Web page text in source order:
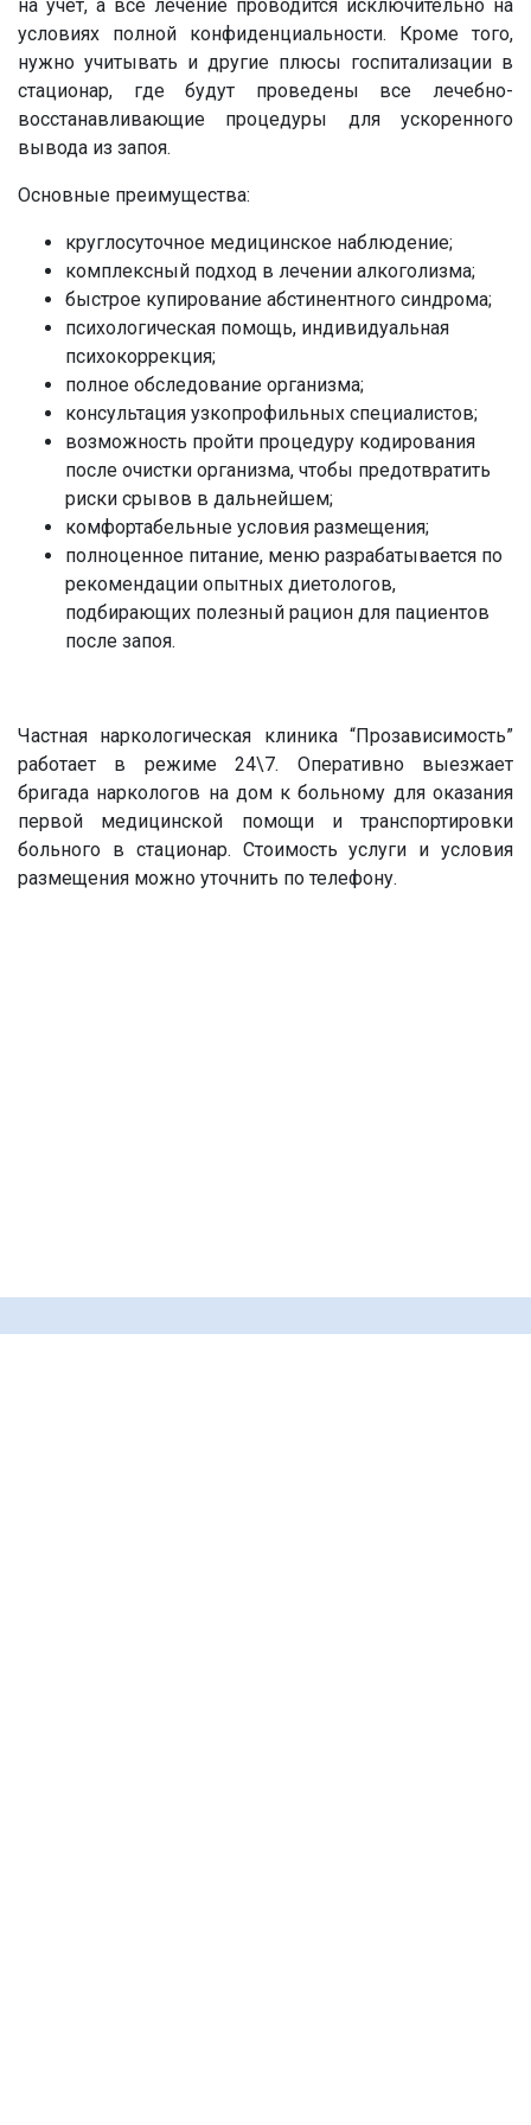
на учет, а все лечение проводится исключительно на
условиях полной конфиденциальности. Кроме того,
нужно учитывать и другие плюсы госпитализации в
стационар, где будут проведены все лечебно-
восстанавливающие процедуры для ускоренного
вывода из запоя.
Основные преимущества:
круглосуточное медицинское наблюдение;
комплексный подход в лечении алкоголизма;
быстрое купирование абстинентного синдрома;
психологическая помощь, индивидуальная
психокоррекция;
полное обследование организма;
консультация узкопрофильных специалистов;
возможность пройти процедуру кодирования
после очистки организма, чтобы предотвратить
риски срывов в дальнейшем;
комфортабельные условия размещения;
полноценное питание, меню разрабатывается по
рекомендации опытных диетологов,
подбирающих полезный рацион для пациентов
после запоя.
Частная наркологическая клиника “Прозависимость”
работает в режиме 24\7. Оперативно выезжает
бригада наркологов на дом к больному для оказания
первой медицинской помощи и транспортировки
больного в стационар. Стоимость услуги и условия
размещения можно уточнить по телефону.